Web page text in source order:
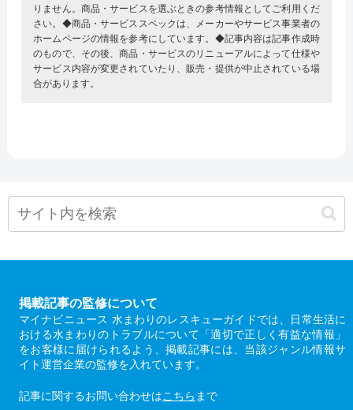
りません。商品・サービスを選ぶときの参考情報としてご利用くだ
さい。◆商品・サービススペックは、メーカーやサービス事業者の
ホームページの情報を参考にしています。◆記事内容は記事作成時
のもので、その後、商品・サービスのリニューアルによって仕様や
サービス内容が変更されていたり、販売・提供が中止されている場
合があります。
掲載記事の監修について
マイナビニュース 水まわりのレスキューガイドでは、日常生活に
おける水まわりのトラブルについて「適切で正しく有益な情報」
をお客様に届けられるよう、掲載記事には、当該ジャンル情報サ
イト運営企業の監修を入れています。
記事に関するお問い合わせはこちら まで